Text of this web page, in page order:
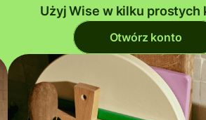
Użyj Wise w kilku prostych
Otwórz konto